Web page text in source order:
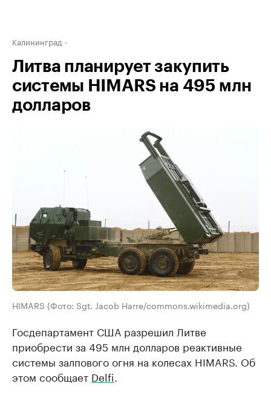
Калининград
Литва планирует закупить
системы HIMARS на 495 млн
долларов
HIMARS (Фото: Sgt. Jacob Harre/commons.wikimedia.org)
Госдепартамент США разрешил Литве
приобрести за 495 млн долларов реактивные
системы залпового огня на колесах HIMARS. Об
этом сообщает Delfi.